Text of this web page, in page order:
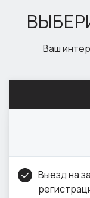
Ваш
Выезд на